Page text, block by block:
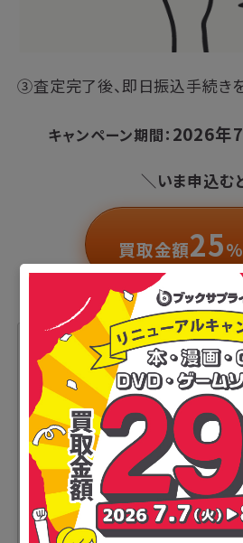
③査定完了後、即日振込手続きを
キャンペーン期間： 2026年
＼いま申込む
買取金額25
申込フォームのキャンペ
力ください。
クーポンコー
【 MY25B9